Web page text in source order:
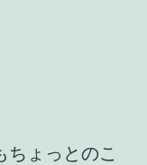
ちょっとのこ